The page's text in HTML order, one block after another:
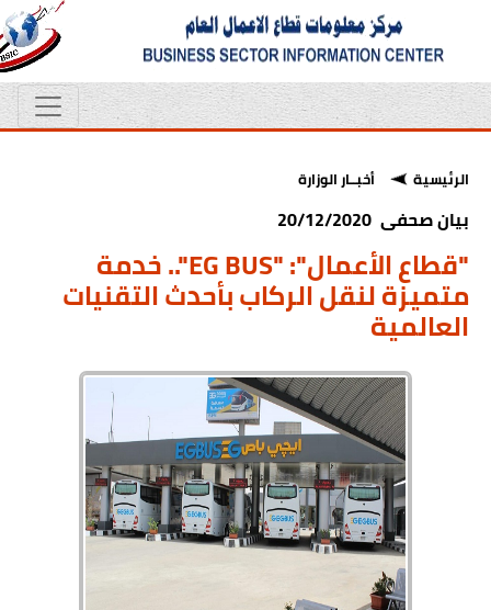
الرئيسية أخبــار الوزارة
بيان صحفى 20/12/2020
"قطاع الأعمال": "EG BUS".. خدمة
متميزة لنقل الركاب بأحدث التقنيات
العالمية